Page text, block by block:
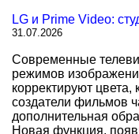
LG и Prime Video:
31.07.2026
Современные
режимов
корректируют цвета,
создатели фильмов
дополнительная
Новая функция,